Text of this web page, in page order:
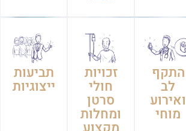
התקף
לב
ואירוע
מוחי
זכויות
חולי
סרטן
ומחלות
מקצוע
תביעות
ייצוגיות